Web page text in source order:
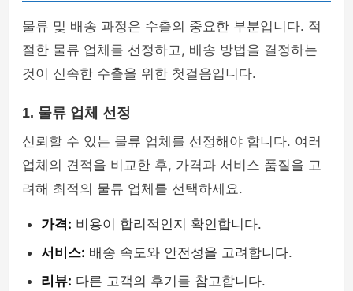
물류 및 배송 과정은 수출의 중요한 부분입니다. 적
절한 물류 업체를 선정하고, 배송 방법을 결정하는
것이 신속한 수출을 위한 첫걸음입니다.
1. 물류 업체 선정
신뢰할 수 있는 물류 업체를 선정해야 합니다. 여러
업체의 견적을 비교한 후, 가격과 서비스 품질을 고
려해 최적의 물류 업체를 선택하세요.
가격: 비용이 합리적인지 확인합니다.
서비스: 배송 속도와 안전성을 고려합니다.
리뷰: 다른 고객의 후기를 참고합니다.